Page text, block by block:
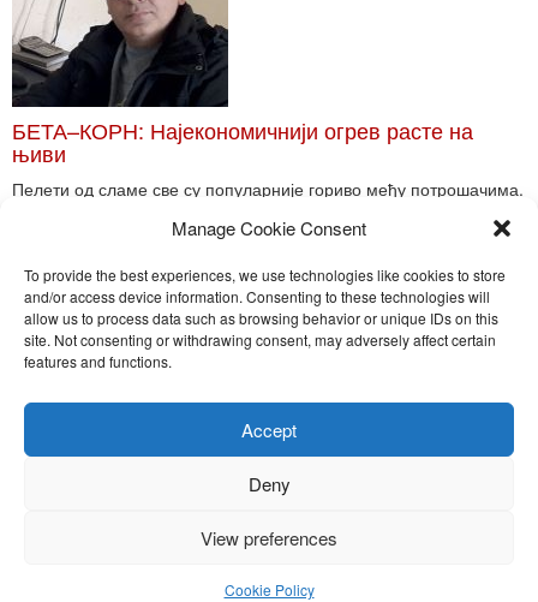
Manage Cookie Consent
To provide the best experiences, we use technologies like cookies to store
and/or access device information. Consenting to these technologies will
allow us to process data such as browsing behavior or unique IDs on this
site. Not consenting or withdrawing consent, may adversely affect certain
features and functions.
Accept
Deny
View preferences
Cookie Policy
БЕТА–КОРН: Најекономичнији огрев расте на
њиви
Пелети од сламе све су популарније гориво међу потрошачима.
Toggle
Nira Press d.o.o.
Sadržaj ovog sajta je zakonom zaštićena intelektualna svojina
kopiranje, objavljivanje celine ili delova bilo kog proizvoda NiraPress